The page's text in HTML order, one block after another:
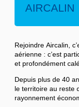
AIRCALIN
Rejoindre Aircalin,
aérienne : c’est
et profondément
Depuis plus de 40
le territoire au reste
rayonnement